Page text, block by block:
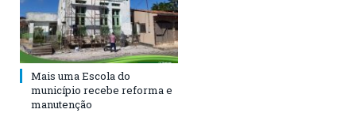
Mais uma Escola do
município recebe reforma e
manutenção